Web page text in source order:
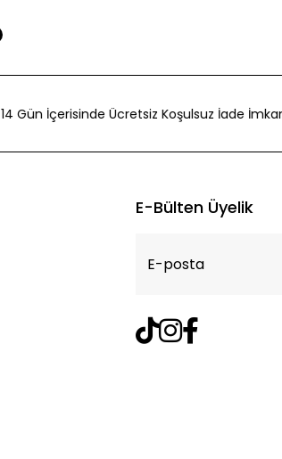
14 Gün İçerisinde Ücretsiz Koşulsuz İade İmkanı
E-Bülten Üyelik